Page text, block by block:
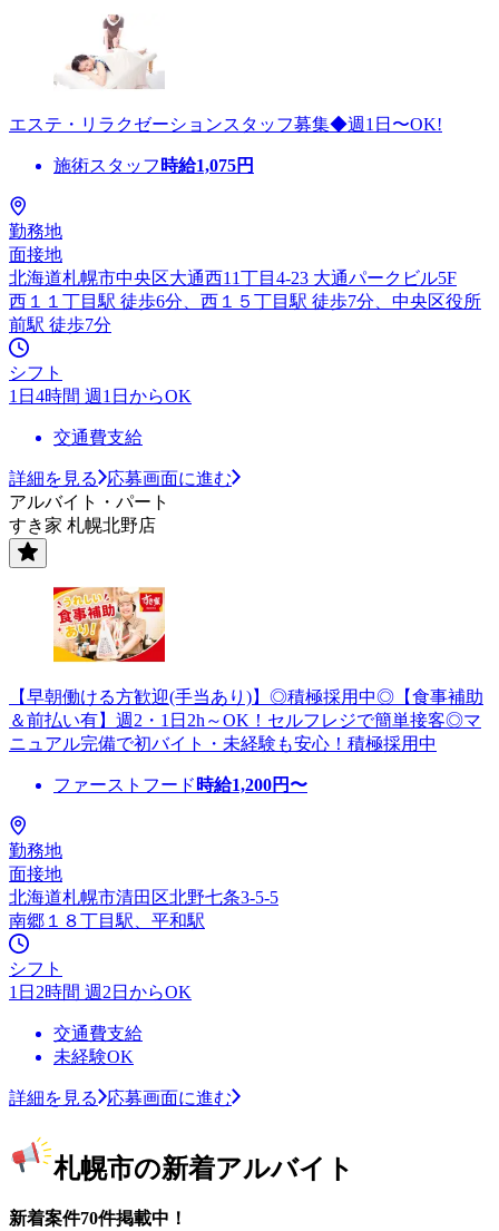
エステ・リラクゼーションスタッフ募集◆週1日〜OK!
施術スタッフ 時給1,075円
勤務地
面接地
北海道札幌市中央区大通西11丁目4-23 大通パークビル5F
西１１丁目駅 徒歩6分、西１５丁目駅 徒歩7分、中央区役所
前駅 徒歩7分
シフト
1日4時間 週1日からOK
交通費支給
詳細を見る
応募画面に進む
アルバイト・パート
すき家 札幌北野店
【早朝働ける方歓迎(手当あり)】◎積極採用中◎【食事補助
＆前払い有】週2・1日2h～OK！セルフレジで簡単接客◎マ
ニュアル完備で初バイト・未経験も安心！積極採用中
ファーストフード 時給1,200円〜
勤務地
面接地
北海道札幌市清田区北野七条3-5-5
南郷１８丁目駅、平和駅
シフト
1日2時間 週2日からOK
交通費支給
未経験OK
詳細を見る 応募画面に進む
札幌市の新着アルバイト
新着案件70件掲載中！